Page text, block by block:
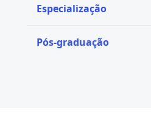
Especialização
Pós-graduação